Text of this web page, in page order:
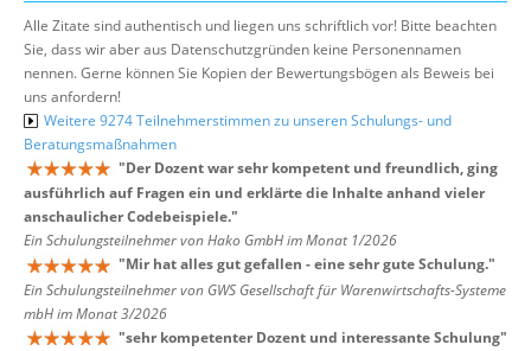
Alle Zitate sind authentisch und liegen uns schriftlich vor! Bitte beachten
Sie, dass wir aber aus Datenschutzgründen keine Personennamen
nennen. Gerne können Sie Kopien der Bewertungsbögen als Beweis bei
uns anfordern!
Weitere 9274 Teilnehmerstimmen zu unseren Schulungs- und
Beratungsmaßnahmen
"Der Dozent war sehr kompetent und freundlich, ging
ausführlich auf Fragen ein und erklärte die Inhalte anhand vieler
anschaulicher Codebeispiele."
Ein Schulungsteilnehmer von Hako GmbH im Monat 1/2026
"Mir hat alles gut gefallen - eine sehr gute Schulung."
Ein Schulungsteilnehmer von GWS Gesellschaft für Warenwirtschafts-Systeme
mbH im Monat 3/2026
"sehr kompetenter Dozent und interessante Schulung"